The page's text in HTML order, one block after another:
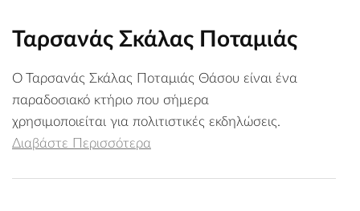
Ταρσανάς Σκάλας Ποταμιάς
Ο Ταρσανάς Σκάλας Ποταμιάς Θάσου είναι ένα
παραδοσιακό κτήριο που σήμερα
χρησιμοποιείται για πολιτιστικές εκδηλώσεις.
Διαβάστε Περισσότερα